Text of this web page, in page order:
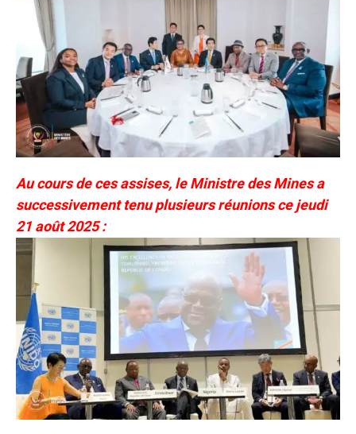
Au cours de ces assises, le Ministre des Mines a
successivement tenu plusieurs réunions ce jeudi
21 août 2025 :